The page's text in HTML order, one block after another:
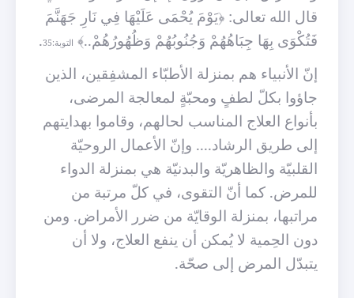
قال الله تعالى: ﴿يَوْمَ يُحْمَى عَلَيْهَا فِي نَارِ جَهَنَّمَ
فَتُكْوَى بِهَا جِبَاهُهُمْ وَجُنُوبُهُمْ وَظُهُورُهُمْ..﴾ التوبة:35
.
إنّ الأنبياء هم بمنزلة الأطبّاء المشفِقين، الذين
جاؤوا بكلّ لطفٍ ومحبّةٍ لمعالجة المرضى،
بأنواع العلاج المناسب لحالهم، وقاموا بهدايتهم
إلى طريق الرشاد.... وإنّ الأعمال الروحيّة
القلبيّة والظاهريّة والبدنيّة هي بمنزلة الدواء
للمرض. كما أنّ التقوى، في كلّ مرتبة من
مراتبها، بمنزلة الوقايّة من ضرر الأمراض. ومن
دون الحِمية لا يُمكن أن ينفع العلاج، ولا أن
يتبدّل المرض إلى صحة.